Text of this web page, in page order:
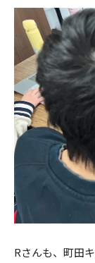
Rさんも、町田